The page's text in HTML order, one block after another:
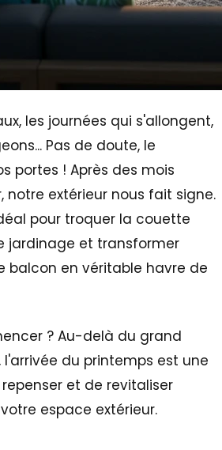
les journées qui s'allongent,
Pas de doute, le
portes ! Après des mois
notre extérieur nous fait signe.
pour troquer la couette
jardinage et transformer
balcon en véritable havre de
? Au-delà du grand
du printemps est une
et de revitaliser
espace extérieur.